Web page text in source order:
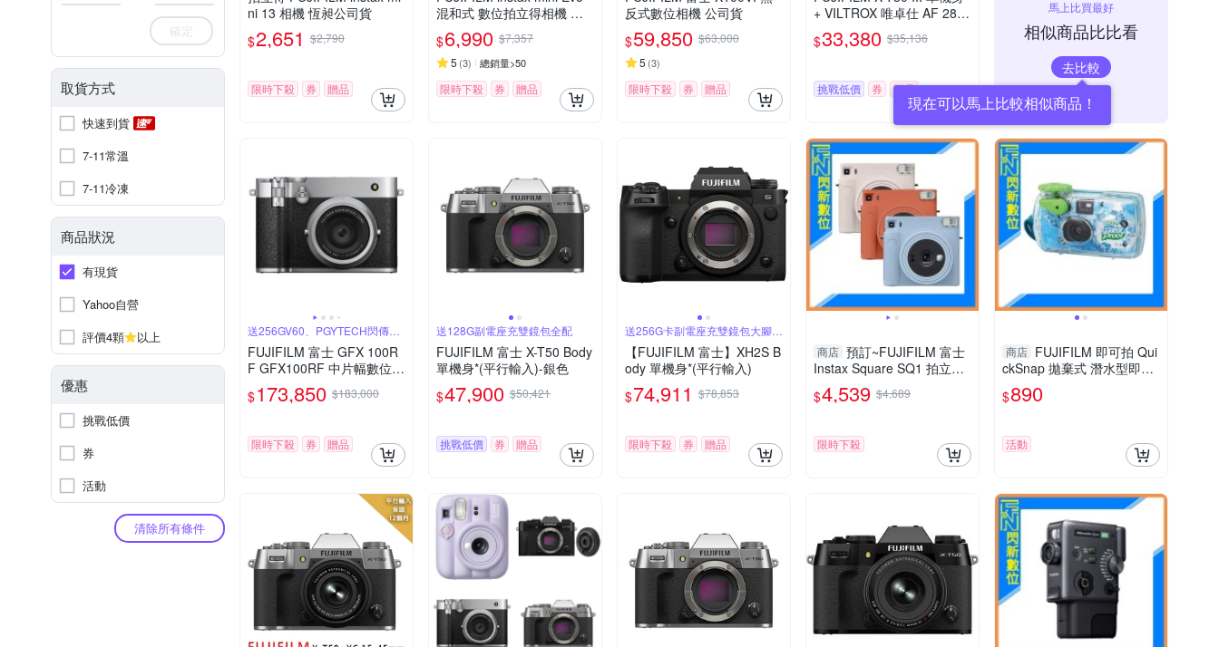
確定
取貨方式
快速到貨
7-11常溫
7-11冷凍
商品狀況
有現貨
Yahoo自營
評價4顆
以上
優惠
挑戰低價
券
活動
清除所有條件
ni 13 相機 恆昶公司貨
$2,651 $2,790
限時下殺 券 贈品
混和式 數位拍立得相機 公
司貨 EVO 玫瑰粉
$6,990 $7,357
5 (3) 總銷量>50
限時下殺 券 贈品
反式數位相機 公司貨
$59,850 $63,000
5 (3)
限時下殺 券 贈品
+ VILTROX 唯卓仕 AF 28m
m F4.5 XF 自動對焦餅乾鏡
頭 公司貨
$33,380 $35,136
挑戰低價 券 贈品
馬上比買最好
相似商品比比看
去比較
現在可以馬上比較相似商品！
送256GV60、PGYTECH閃傳卡
盒
FUJIFILM 富士 GFX 100R
F GFX100RF 中片幅數位相
機 公司貨
$173,850 $183,000
限時下殺 券 贈品
送128G副電座充雙鏡包全配
FUJIFILM 富士 X-T50 Body
單機身*(平行輸入)-銀色
$47,900 $50,421
挑戰低價 券 贈品
送256G卡副電座充雙鏡包大腳架
全配
【FUJIFILM 富士】XH2S B
ody 單機身*(平行輸入)
$74,911 $78,853
限時下殺 券 贈品
商店 預訂~FUJIFILM 富士
Instax Square SQ1 拍立得
相機 +底片20張 白/橙/藍
(公司貨)
$4,539 $4,689
限時下殺
商店 FUJIFILM 即可拍 Qui
ckSnap 拋棄式 潛水型即可
拍 防水底片機 傻瓜相機 相
機 27張
$890
活動